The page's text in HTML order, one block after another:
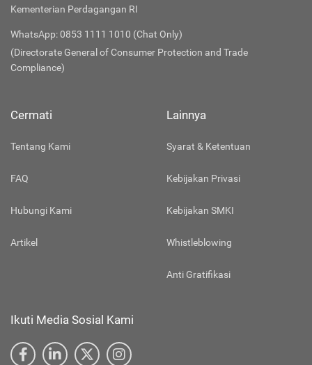
Kementerian Perdagangan RI
WhatsApp: 0853 1111 1010 (Chat Only)
(Directorate General of Consumer Protection and Trade
Compliance)
Cermati
Tentang Kami
FAQ
Hubungi Kami
Artikel
Lainnya
Syarat & Ketentuan
Kebijakan Privasi
Kebijakan SMKI
Whistleblowing
Anti Gratifikasi
Ikuti Media Sosial Kami